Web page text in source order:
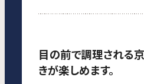
目の前で調理される
きが楽しめます。